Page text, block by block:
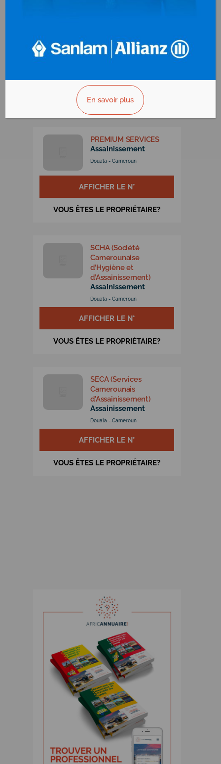
Assainissement
Douala - Cameroun
AFFICHER LE N°
VOUS ÊTES LE PROPRIÉTAIRE?
PREMIUM SERVICES
Assainissement
Douala - Cameroun
AFFICHER LE N°
VOUS ÊTES LE PROPRIÉTAIRE?
SCHA (Société
Camerounaise
d’Hygiène et
d’Assainissement)
Assainissement
Douala - Cameroun
AFFICHER LE N°
VOUS ÊTES LE PROPRIÉTAIRE?
SECA (Services
Camerounais
d’Assainissement)
Assainissement
Douala - Cameroun
AFFICHER LE N°
VOUS ÊTES LE PROPRIÉTAIRE?
En savoir plus